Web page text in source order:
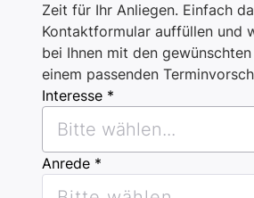
Zeit für Ihr Anliegen. Einfach
Kontaktformular auffüllen und
bei Ihnen mit den
einem passenden
Interesse *
Bitte wählen...
Anrede *